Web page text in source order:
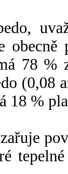
78 %
(0,08
18 %